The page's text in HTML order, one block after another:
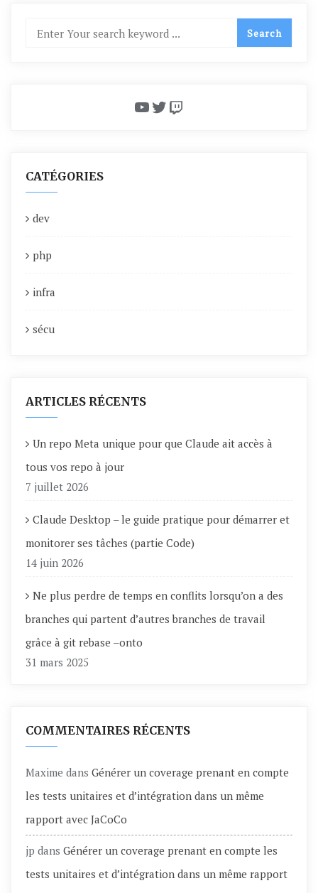
YouTube
Twitter
Twitch
CATÉGORIES
dev
php
infra
sécu
ARTICLES RÉCENTS
Un repo Meta unique pour que Claude ait accès à
tous vos repo à jour
7 juillet 2026
Claude Desktop – le guide pratique pour démarrer et
monitorer ses tâches (partie Code)
14 juin 2026
Ne plus perdre de temps en conflits lorsqu’on a des
branches qui partent d’autres branches de travail
grâce à git rebase –onto
31 mars 2025
COMMENTAIRES RÉCENTS
Maxime dans Générer un coverage prenant en compte
les tests unitaires et d’intégration dans un même
rapport avec JaCoCo
jp dans Générer un coverage prenant en compte les
tests unitaires et d’intégration dans un même rapport